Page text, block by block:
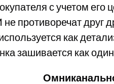
с учетом его
противоречат друг
как
зашивается как